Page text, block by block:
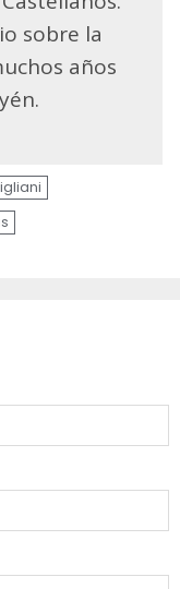
sobre la
años